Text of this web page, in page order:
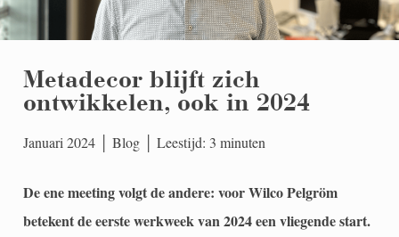
Metadecor blijft zich
ontwikkelen, ook in 2024
Januari 2024 │ Blog │ Leestijd: 3 minuten
De ene meeting volgt de andere: voor Wilco Pelgröm
betekent de eerste werkweek van 2024 een vliegende start.